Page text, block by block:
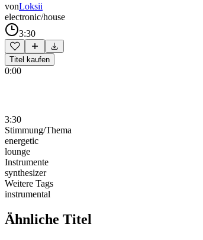
vonLoksii
electronic/house
3:30
Titel kaufen
0:00
3:30
Stimmung/Thema
energetic
lounge
Instrumente
synthesizer
Weitere Tags
instrumental
Ähnliche Titel